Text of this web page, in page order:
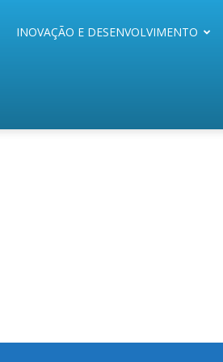
INOVAÇÃO E DESENVOLVIMENTO